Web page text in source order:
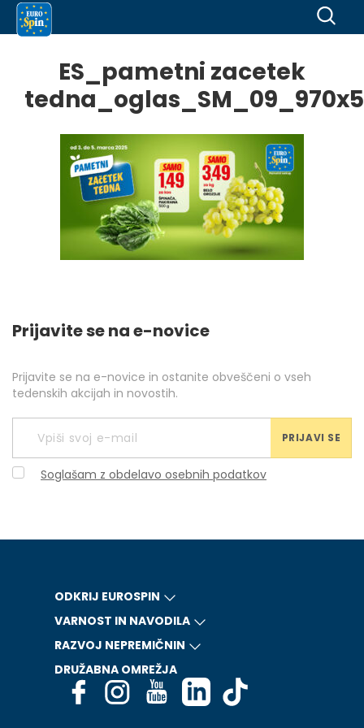
ES_pametni zacetek
Prijavite se na e-novice
Prijavite se na e-novice in ostanite obveščeni o vseh
tedenskih akcijah in novostih.
PRIJAVI SE
Soglašam z obdelavo osebnih podatkov
ODKRIJ EUROSPIN
VARNOST IN NAVODILA
RAZVOJ NEPREMIČNIN
DRUŽABNA OMREŽJA